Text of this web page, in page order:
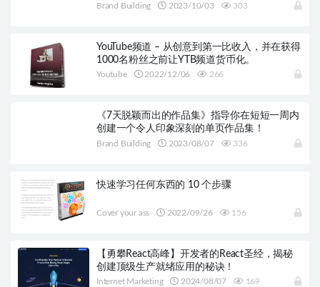
Brand Building 2023/10/03 303
YouTube频道 – 从创意到第一比收入，并在获得
1000名粉丝之前让YTB频道货币化。
Youtube 2022/12/06 266
《7天脱颖而出的作品集》指导你在短短一周内
创建一个令人印象深刻的单页作品集！
Brand Building 2023/08/07 336
快速学习任何东西的 10 个步骤
Cover your ass 2022/09/26 156
【勇攀React高峰】开发者的React圣经，揭秘
创建顶级生产就绪应用的秘诀！
Internet Marketing 2024/08/07 169